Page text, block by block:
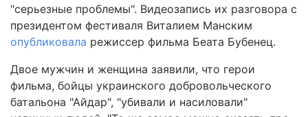
"серьезные проблемы". Видеозапись их разговора с
президентом фестиваля Виталием Манским
опубликовала режиссер фильма Беата Бубенец.
Двое мужчин и женщина заявили, что герои
фильма, бойцы украинского добровольческого
батальона "Айдар", "убивали и насиловали"